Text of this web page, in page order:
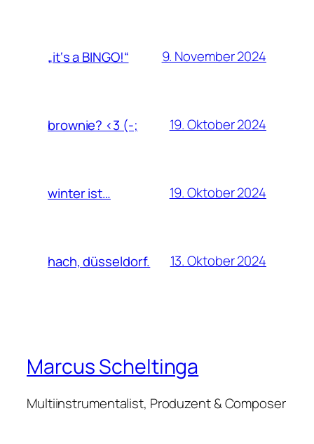
„it‘s a BINGO!“ 9. November 2024
brownie? <3 (-; 19. Oktober 2024
winter ist… 19. Oktober 2024
hach, düsseldorf. 13. Oktober 2024
Marcus Scheltinga
Multiinstrumentalist, Produzent & Composer